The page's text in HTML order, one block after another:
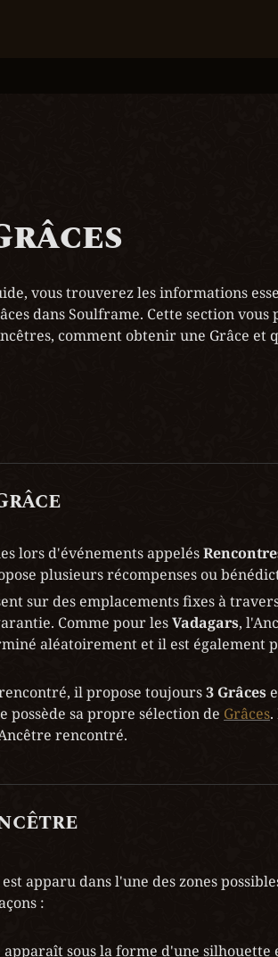
vous trouverez les informations
dans Soulframe. Cette section
comment obtenir une Grâce et
lors d'événements appelés
plusieurs récompenses ou
sur des emplacements fixes à
Comme pour les Vadagars,
aléatoirement et il est également
il propose toujours 3 Grâces
possède sa propre sélection de Grâces
rencontré.
apparu dans l'une des zones
:
apparaît sous la forme d'une